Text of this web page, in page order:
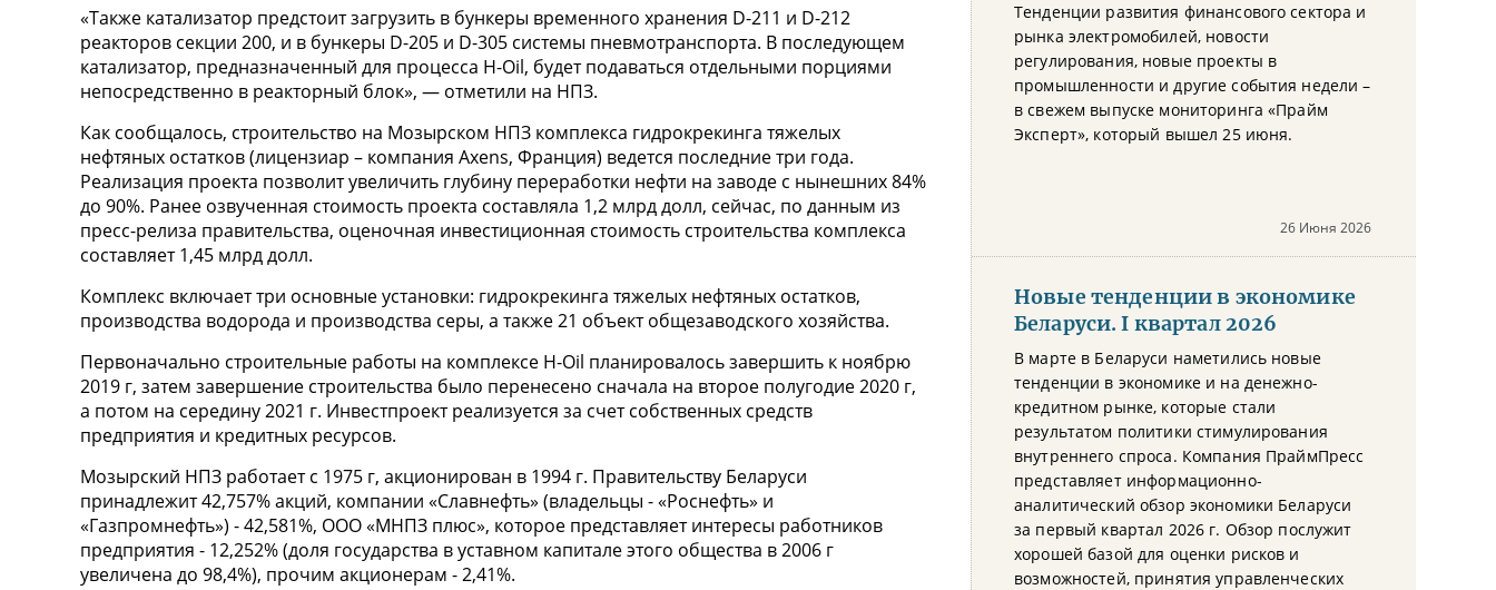
«Также катализатор предстоит загрузить в бункеры временного хранения D-211 и D-212
реакторов секции 200, и в бункеры D-205 и D-305 системы пневмотранспорта. В последующем
катализатор, предназначенный для процесса H-Oil, будет подаваться отдельными порциями
непосредственно в реакторный блок», — отметили на НПЗ.
Как сообщалось, строительство на Мозырском НПЗ комплекса гидрокрекинга тяжелых
нефтяных остатков (лицензиар – компания Axens, Франция) ведется последние три года.
Реализация проекта позволит увеличить глубину переработки нефти на заводе с нынешних 84%
до 90%. Ранее озвученная стоимость проекта составляла 1,2 млрд долл, сейчас, по данным из
пресс-релиза правительства, оценочная инвестиционная стоимость строительства комплекса
составляет 1,45 млрд долл.
Комплекс включает три основные установки: гидрокрекинга тяжелых нефтяных остатков,
производства водорода и производства серы, а также 21 объект общезаводского хозяйства.
Первоначально строительные работы на комплексе H-Оil планировалось завершить к ноябрю
2019 г, затем завершение строительства было перенесено сначала на второе полугодие 2020 г,
а потом на середину 2021 г. Инвестпроект реализуется за счет собственных средств
предприятия и кредитных ресурсов.
Мозырский НПЗ работает с 1975 г, акционирован в 1994 г. Правительству Беларуси
принадлежит 42,757% акций, компании «Славнефть» (владельцы - «Роснефть» и
«Газпромнефть») - 42,581%, ООО «МНПЗ плюс», которое представляет интересы работников
предприятия - 12,252% (доля государства в уставном капитале этого общества в 2006 г
увеличена до 98,4%), прочим акционерам - 2,41%.
Тенденции развития финансового сектора и
рынка электромобилей, новости
регулирования, новые проекты в
промышленности и другие события недели –
в свежем выпуске мониторинга «Прайм
Эксперт», который вышел 25 июня.
26 Июня 2026
Новые тенденции в экономике
Беларуси. I квартал 2026
В марте в Беларуси наметились новые
тенденции в экономике и на денежно-
кредитном рынке, которые стали
результатом политики стимулирования
внутреннего спроса. Компания ПраймПресс
представляет информационно-
аналитический обзор экономики Беларуси
за первый квартал 2026 г. Обзор послужит
хорошей базой для оценки рисков и
возможностей, принятия управленческих